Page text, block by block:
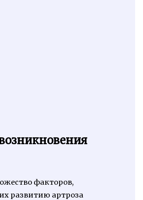
факторов,
развитию артроза